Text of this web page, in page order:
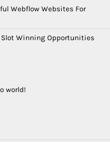
Webflow Websites For
Winning Opportunities
world!